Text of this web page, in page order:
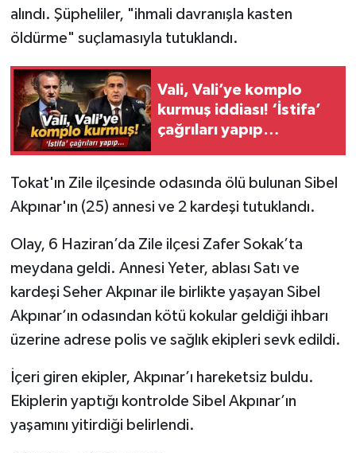
alındı. Şüpheliler, "ihmali davranışla kasten
öldürme" suçlamasıyla tutuklandı.
Vali, Vali’ye komplo
kurmuş iddiası! ‘İstifa’
çağrıları yapıp…
Tokat'ın Zile ilçesinde odasında ölü bulunan Sibel
Akpınar'ın (25) annesi ve 2 kardeşi tutuklandı.
Olay, 6 Haziran’da Zile ilçesi Zafer Sokak’ta
meydana geldi. Annesi Yeter, ablası Satı ve
kardeşi Seher Akpınar ile birlikte yaşayan Sibel
Akpınar’ın odasından kötü kokular geldiği ihbarı
üzerine adrese polis ve sağlık ekipleri sevk edildi.
İçeri giren ekipler, Akpınar’ı hareketsiz buldu.
Ekiplerin yaptığı kontrolde Sibel Akpınar’ın
yaşamını yitirdiği belirlendi.